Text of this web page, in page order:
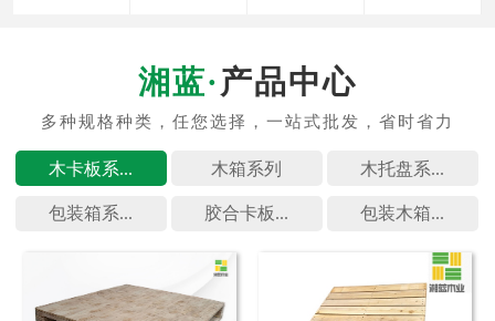
产品中心
木卡板系... 木箱系列 木托盘系...
包装箱系... 胶合卡板... 包装木箱...